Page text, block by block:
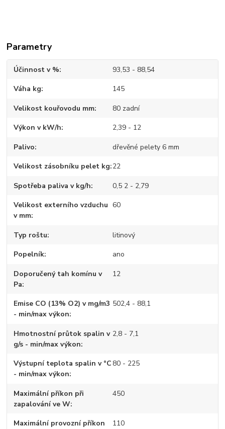
Parametry
Účinnost v % 93,53 - 88,54
Váha kg 145
Velikost kouřovodu mm 80 zadní
Výkon v kW/h 2,39 - 12
Palivo dřevěné pelety 6 mm
Velikost zásobníku pelet kg 22
Spotřeba paliva v kg/h 0,5 2 - 2,79
Velikost externího vzduchu
v mm
60
Typ roštu litinový
Popelník ano
Doporučený tah komínu v
Pa
12
Emise CO (13% O2) v mg/m3
- min/max výkon
502,4 - 88,1
Hmotnostní průtok spalin v
g/s - min/max výkon
2,8 - 7,1
Výstupní teplota spalin v °C
- min/max výkon
80 - 225
Maximální příkon při
zapalování ve W
450
Maximální provozní příkon 110